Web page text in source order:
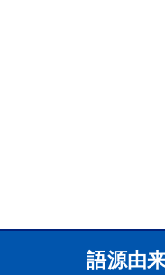
語源由